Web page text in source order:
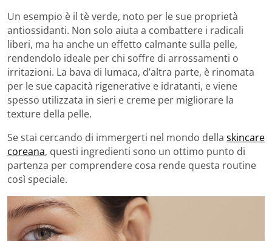
Un esempio è il tè verde, noto per le sue proprietà
antiossidanti. Non solo aiuta a combattere i radicali
liberi, ma ha anche un effetto calmante sulla pelle,
rendendolo ideale per chi soffre di arrossamenti o
irritazioni. La bava di lumaca, d’altra parte, è rinomata
per le sue capacità rigenerative e idratanti, e viene
spesso utilizzata in sieri e creme per migliorare la
texture della pelle.
Se stai cercando di immergerti nel mondo della skincare
coreana, questi ingredienti sono un ottimo punto di
partenza per comprendere cosa rende questa routine
così speciale.